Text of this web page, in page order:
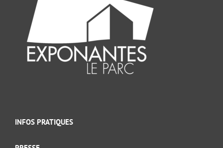
INFOS PRATIQUES